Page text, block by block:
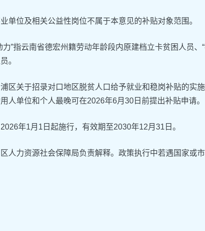
业单位及相关公益性岗位不属于本意见的补贴对象范围。
力”指云南省德宏州籍劳动年龄段内原建档立卡贫困人员
。
浦区关于招录对口地区脱贫人口给予就业和稳岗补贴的实
人单位和个人最晚可在2026年6月30日前提出补贴申请。
2026年1月1日起施行，有效期至2030年12月31日。
区人力资源社会保障局负责解释。政策执行中若遇国家或